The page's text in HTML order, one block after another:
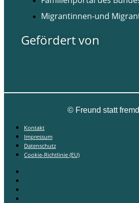
Migrantinnen-und
Gefördert von
©Freund statt
Kontakt
Impressum
Datenschutz
Cookie-Richtlinie (EU)